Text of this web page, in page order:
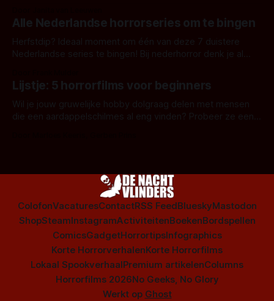
Alle Nederlandse horrorseries om te bingen
Herfstdip? Ideaal moment om één van deze 7 duistere
Nederlandse series te bingen! Bij nederhorror denk je al
Amsterdamned of The Johnsons. Maar Nederlandse horror
is niet beperkt tot films. Hier een aantal Nederlandse tv-
series uit het duistere of horrorgenre. Als
Lijstje: 5 horrorfilms voor beginners
Wil je jouw gruwelijke hobby dolgraag delen met mensen
die een aardappelschilmes al eng vinden? Probeer ze eens
ColofonVacaturesContactRSS FeedBlueskyMastodon
ShopSteamInstagramActiviteitenBoekenBordspellen
ComicsGadgetHorrortipsInfographics
Korte HorrorverhalenKorte Horrorfilms
Lokaal SpookverhaalPremium artikelenColumns
Horrorfilms 2026No Geeks, No Glory
Werkt op Ghost